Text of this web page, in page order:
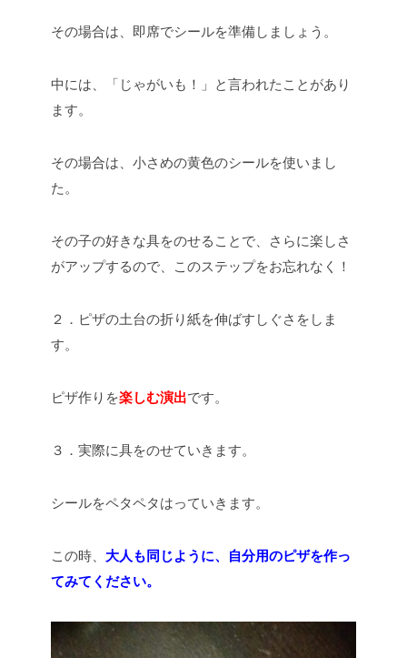
その場合は、即席でシールを準備しましょう。
中には、「じゃがいも！」と言われたことがあり
ます。
その場合は、小さめの黄色のシールを使いまし
た。
その子の好きな具をのせることで、さらに楽しさ
がアップするので、このステップをお忘れなく！
２．ピザの土台の折り紙を伸ばすしぐさをしま
す。
ピザ作りを楽しむ演出です。
３．実際に具をのせていきます。
シールをペタペタはっていきます。
この時、 大人も同じように、自分用のピザを作っ
てみてください。